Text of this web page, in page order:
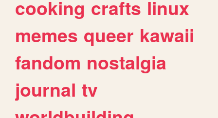
cooking crafts linux
memes queer kawaii
fandom nostalgia
journal tv